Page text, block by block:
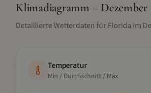
Klimadiagramm – Dezember
Detaillierte Wetterdaten fürFlorida im
Temperatur
Min / Durchschnitt / Max